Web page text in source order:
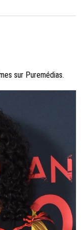
sur Puremédias.